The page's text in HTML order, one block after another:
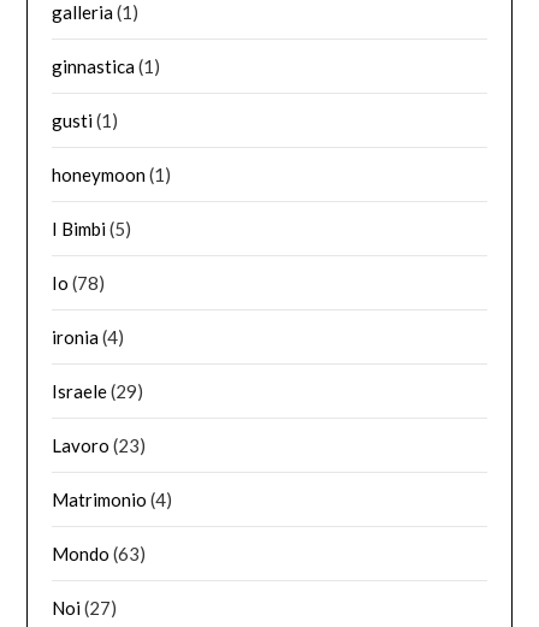
galleria(1)
ginnastica(1)
gusti(1)
honeymoon(1)
I Bimbi(5)
Io (78)
ironia(4)
Israele(29)
Lavoro (23)
Matrimonio (4)
Mondo (63)
Noi(27)